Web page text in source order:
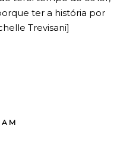
ter a história por
Trevisani]